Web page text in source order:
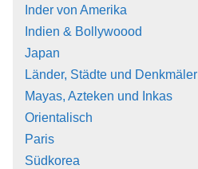
Inder von Amerika
Indien & Bollywoood
Japan
Länder, Städte und Denkmäler
Mayas, Azteken und Inkas
Orientalisch
Paris
Südkorea